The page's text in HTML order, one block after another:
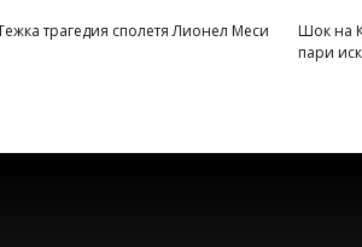
трагедия сполетя Лионел Меси
Шок на
пари